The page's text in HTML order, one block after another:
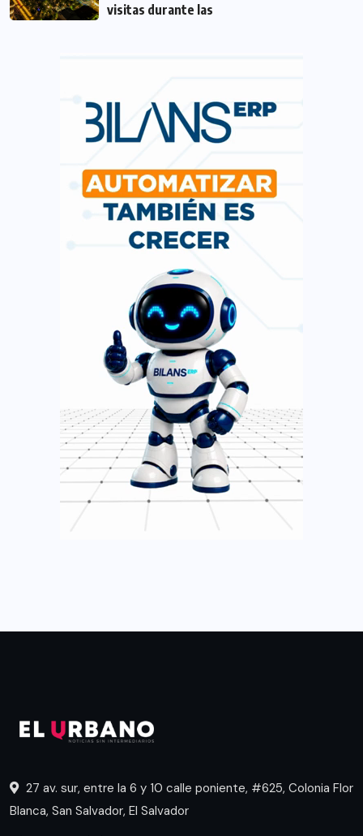
visitas durante las
27 av. sur, entre la 6 y 10 calle poniente, #625, Colonia Flor
Blanca, San Salvador, El Salvador